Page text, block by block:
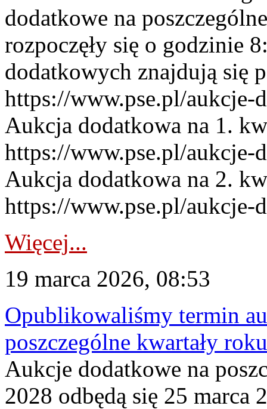
dodatkowe na
rozpoczęły się o godzinie
dodatkowych znajdują się
https://www.pse.pl/
Aukcja dodatkowa na 1.
https://www.pse.pl/
Aukcja dodatkowa na 2.
https://www.pse.pl/aukcje-
Więcej...
19 marca 2026, 08:53
Opublikowaliśmy termin
poszczególne kwartały
Aukcje dodatkowe na
2028 odbędą się 25 marca